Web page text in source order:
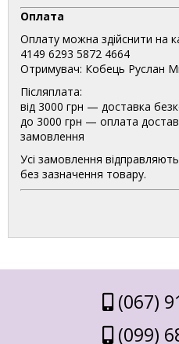
Оплата
Оплату можна здійснити на
4149 6293 5872 4664
Отримувач: Кобець Руслан
Післяплата:
від 3000 грн — доставка
до 3000 грн — оплата
замовлення
Усі замовлення
без зазначення товару.
(067)
(099)